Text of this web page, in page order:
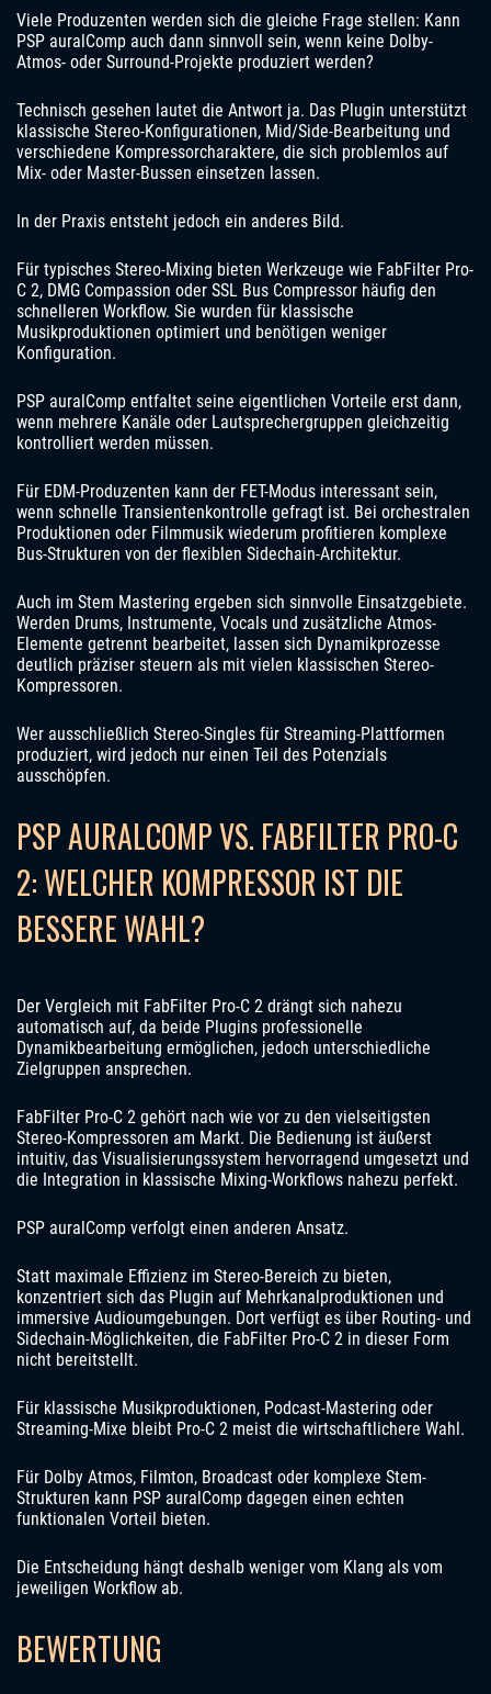
Viele Produzenten werden sich die gleiche Frage stellen: Kann
PSP auralComp auch dann sinnvoll sein, wenn keine Dolby-
Atmos- oder Surround-Projekte produziert werden?
Technisch gesehen lautet die Antwort ja. Das Plugin unterstützt
klassische Stereo-Konfigurationen, Mid/Side-Bearbeitung und
verschiedene Kompressorcharaktere, die sich problemlos auf
Mix- oder Master-Bussen einsetzen lassen.
In der Praxis entsteht jedoch ein anderes Bild.
Für typisches Stereo-Mixing bieten Werkzeuge wie FabFilter Pro-
C 2, DMG Compassion oder SSL Bus Compressor häufig den
schnelleren Workflow. Sie wurden für klassische
Musikproduktionen optimiert und benötigen weniger
Konfiguration.
PSP auralComp entfaltet seine eigentlichen Vorteile erst dann,
wenn mehrere Kanäle oder Lautsprechergruppen gleichzeitig
kontrolliert werden müssen.
Für EDM-Produzenten kann der FET-Modus interessant sein,
wenn schnelle Transientenkontrolle gefragt ist. Bei orchestralen
Produktionen oder Filmmusik wiederum profitieren komplexe
Bus-Strukturen von der flexiblen Sidechain-Architektur.
Auch im Stem Mastering ergeben sich sinnvolle Einsatzgebiete.
Werden Drums, Instrumente, Vocals und zusätzliche Atmos-
Elemente getrennt bearbeitet, lassen sich Dynamikprozesse
deutlich präziser steuern als mit vielen klassischen Stereo-
Kompressoren.
Wer ausschließlich Stereo-Singles für Streaming-Plattformen
produziert, wird jedoch nur einen Teil des Potenzials
ausschöpfen.
PSP AURALCOMP VS. FABFILTER PRO-C
2: WELCHER KOMPRESSOR IST DIE
BESSERE WAHL?
Der Vergleich mit FabFilter Pro-C 2 drängt sich nahezu
automatisch auf, da beide Plugins professionelle
Dynamikbearbeitung ermöglichen, jedoch unterschiedliche
Zielgruppen ansprechen.
FabFilter Pro-C 2 gehört nach wie vor zu den vielseitigsten
Stereo-Kompressoren am Markt. Die Bedienung ist äußerst
intuitiv, das Visualisierungssystem hervorragend umgesetzt und
die Integration in klassische Mixing-Workflows nahezu perfekt.
PSP auralComp verfolgt einen anderen Ansatz.
Statt maximale Effizienz im Stereo-Bereich zu bieten,
konzentriert sich das Plugin auf Mehrkanalproduktionen und
immersive Audioumgebungen. Dort verfügt es über Routing- und
Sidechain-Möglichkeiten, die FabFilter Pro-C 2 in dieser Form
nicht bereitstellt.
Für klassische Musikproduktionen, Podcast-Mastering oder
Streaming-Mixe bleibt Pro-C 2 meist die wirtschaftlichere Wahl.
Für Dolby Atmos, Filmton, Broadcast oder komplexe Stem-
Strukturen kann PSP auralComp dagegen einen echten
funktionalen Vorteil bieten.
Die Entscheidung hängt deshalb weniger vom Klang als vom
jeweiligen Workflow ab.
BEWERTUNG